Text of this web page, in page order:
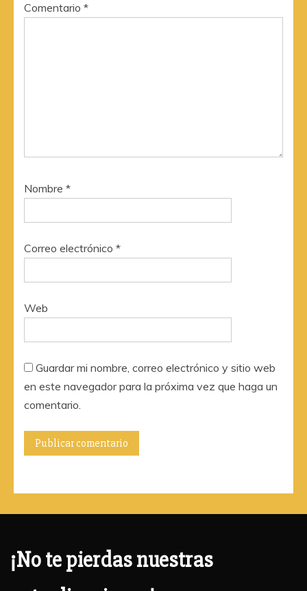
Comentario *
Nombre *
Correo electrónico *
Web
Guardar mi nombre, correo electrónico y sitio web
en este navegador para la próxima vez que haga un
comentario.
¡No te pierdas nuestras